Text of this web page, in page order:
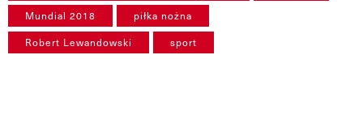
Mundial 2018 piłka nożna
Robert Lewandowski sport